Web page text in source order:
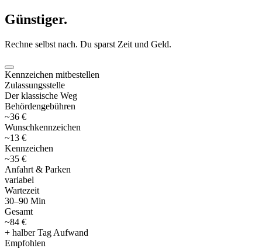
Günstiger.
Rechne selbst nach. Du sparst Zeit und Geld.
Kennzeichen mitbestellen
Zulassungsstelle
Der klassische Weg
Behördengebühren
~36 €
Wunschkennzeichen
~13 €
Kennzeichen
~35 €
Anfahrt & Parken
variabel
Wartezeit
30–90 Min
Gesamt
~84 €
+ halber Tag Aufwand
Empfohlen